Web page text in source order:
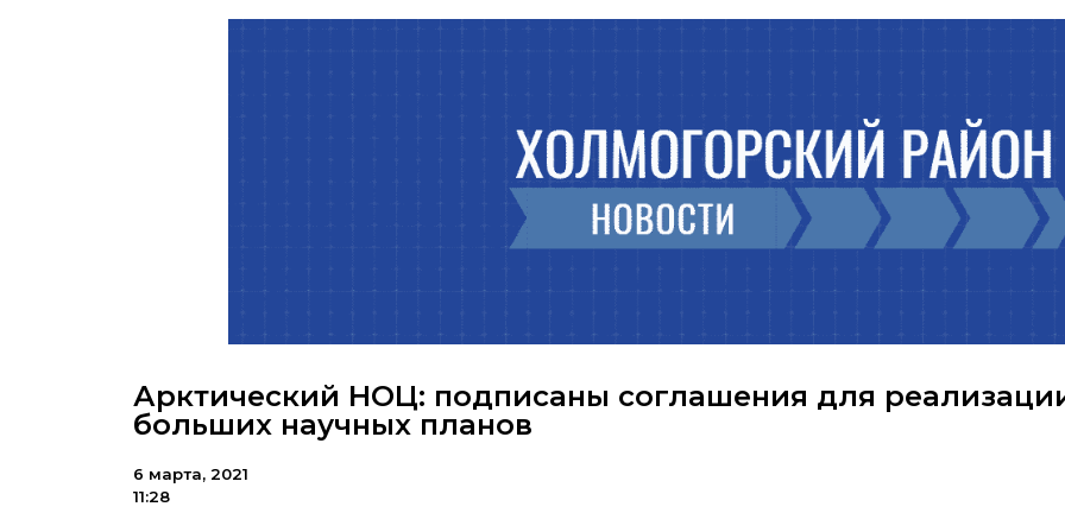
Арктический НОЦ: подписаны соглашения для
больших научных планов
6 марта, 2021
11:28